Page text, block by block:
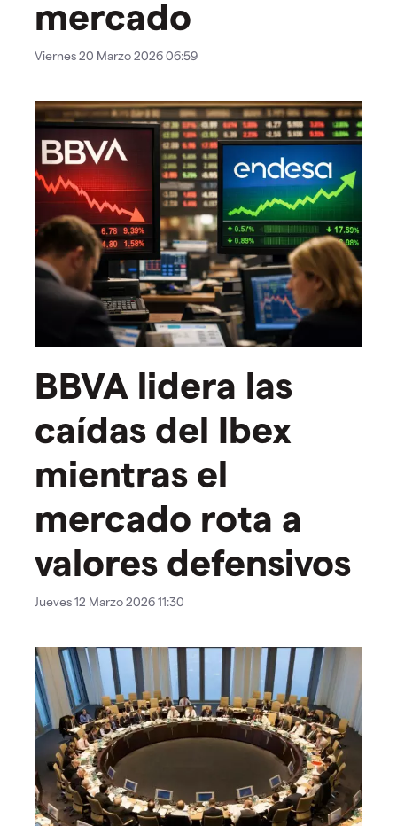
mercado
Viernes 20 Marzo 2026 06:59
BBVA lidera las
caídas del Ibex
mientras el
mercado rota a
valores defensivos
Jueves 12 Marzo 2026 11:30